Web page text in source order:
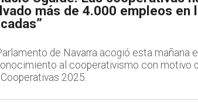
más de 4.000 empleos en
de Navarra acogió esta mañana
al cooperativismo con motivo
Cooperativas 2025.